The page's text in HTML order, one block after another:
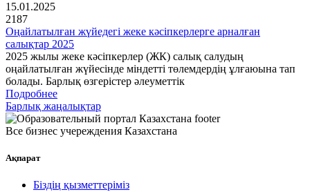
15.01.2025
2187
Оңайлатылған жүйедегі жеке кәсіпкерлерге арналған
салықтар 2025
2025 жылы жеке кәсіпкерлер (ЖК) салық салудың
оңайлатылған жүйесінде міндетті төлемдердің ұлғаюына тап
болады. Барлық өзгерістер әлеуметтік
Подробнее
Барлық жаңалықтар
Все бизнес учереждения Казахстана
Ақпарат
Біздің қызметтеріміз